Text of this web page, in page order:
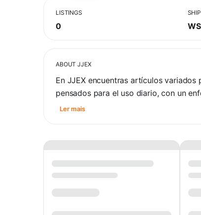
LISTINGS
0
ABOUTJJEX
En JJEX encuentras artículos
pensados para el uso diario, con un
Ler mais